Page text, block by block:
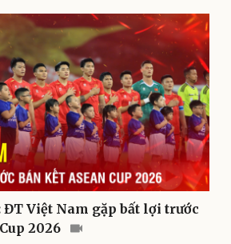
Thị trường
Giá vàng
Tiêu dùng
Tỷ giá
Chứng khoán
ĐT Việt Nam gặp bất lợi trước
2026